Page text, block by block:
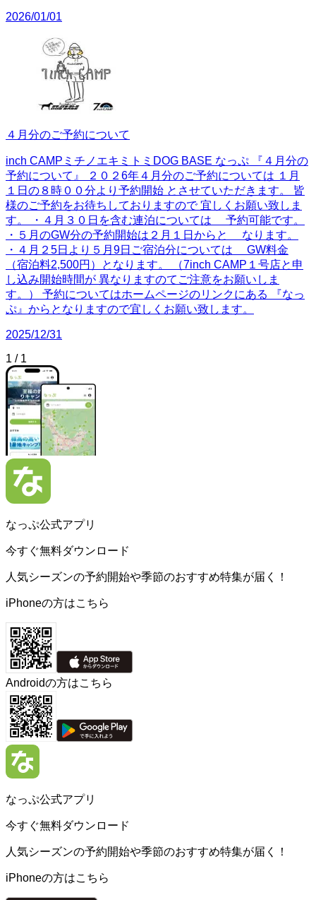
2026/01/01
４月分のご予約について
inch CAMPミチノエキミトミDOG BASE なっぷ 『４月分の
予約について』 ２０２6年４月分のご予約については １月
１日の８時００分より予約開始 とさせていただきます。 皆
様のご予約をお待ちしておりますので 宜しくお願い致しま
す。 ・４月３０日を含む連泊については 予約可能です。
・５月のGW分の予約開始は２月１日からと なります。
・４月２5日より５月9日ご宿泊分については GW料金
（宿泊料2,500円）となります。 （7inch CAMP１号店と申
し込み開始時間が 異なりますのてご注意をお願いしま
す。） 予約についてはホームページのリンクにある 『なっ
ぷ』からとなりますので宜しくお願い致します。
2025/12/31
1 / 1
なっぷ公式アプリ
今すぐ無料ダウンロード
人気シーズンの予約開始や季節のおすすめ特集が届く！
iPhoneの方はこちら
Androidの方はこちら
なっぷ公式アプリ
今すぐ無料ダウンロード
人気シーズンの予約開始や季節のおすすめ特集が届く！
iPhoneの方はこちら